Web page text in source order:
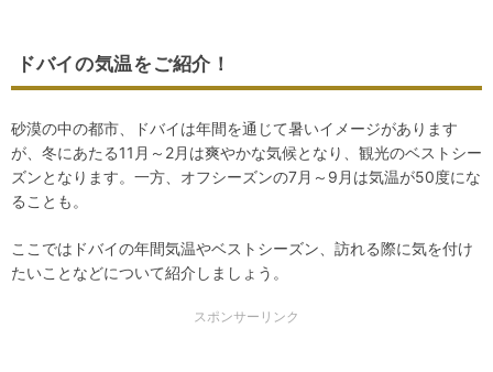
ドバイの気温をご紹介！
砂漠の中の都市、ドバイは年間を通じて暑いイメージがあります
が、冬にあたる11月～2月は爽やかな気候となり、観光のベストシー
ズンとなります。一方、オフシーズンの7月～9月は気温が50度にな
ることも。
ここではドバイの年間気温やベストシーズン、訪れる際に気を付け
たいことなどについて紹介しましょう。
スポンサーリンク